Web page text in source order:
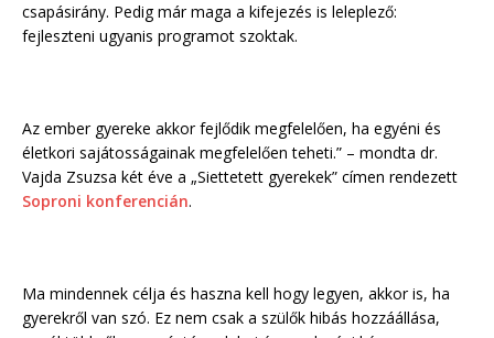
csapásirány. Pedig már maga a kifejezés is leleplező:
fejleszteni ugyanis programot szoktak.
Az ember gyereke akkor fejlődik megfelelően, ha egyéni és
életkori sajátosságainak megfelelően teheti.” – mondta dr.
Vajda Zsuzsa két éve a „Siettetett gyerekek” címen rendezett
Soproni konferencián.
Ma mindennek célja és haszna kell hogy legyen, akkor is, ha
gyerekről van szó. Ez nem csak a szülők hibás hozzáállása,